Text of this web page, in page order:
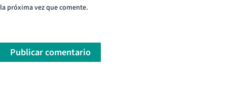
la próxima vez que comente.